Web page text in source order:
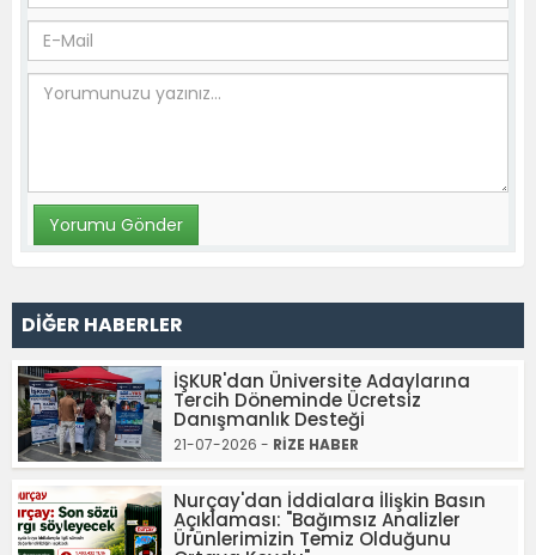
DİĞER HABERLER
İŞKUR'dan Üniversite Adaylarına
Tercih Döneminde Ücretsiz
Danışmanlık Desteği
21-07-2026 - RİZE HABER
Nurçay'dan İddialara İlişkin Basın
Açıklaması: "Bağımsız Analizler
Ürünlerimizin Temiz Olduğunu